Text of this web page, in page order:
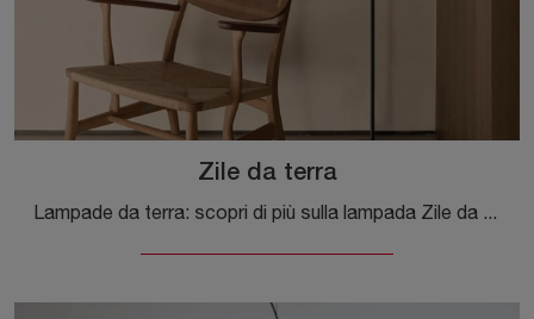
Zile da terra
Lampade da terra: scopri di più sulla lampada Zile da terra in metallo che ti consigliamo.